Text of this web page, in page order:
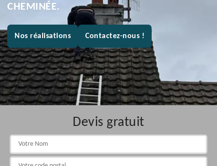
CHEMINÉE.
Nos réalisations Contactez-nous !
Devis gratuit